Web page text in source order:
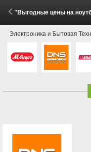
"Выгодные цены на ноутбуки
Электроника и Бытовая